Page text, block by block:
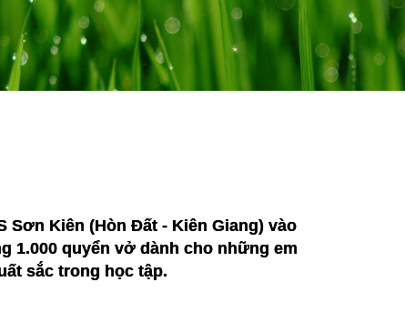
Sơn Kiên (Hòn Đất - Kiên Giang) vào
1.000 quyển vở dành cho những em
sắc trong học tập.